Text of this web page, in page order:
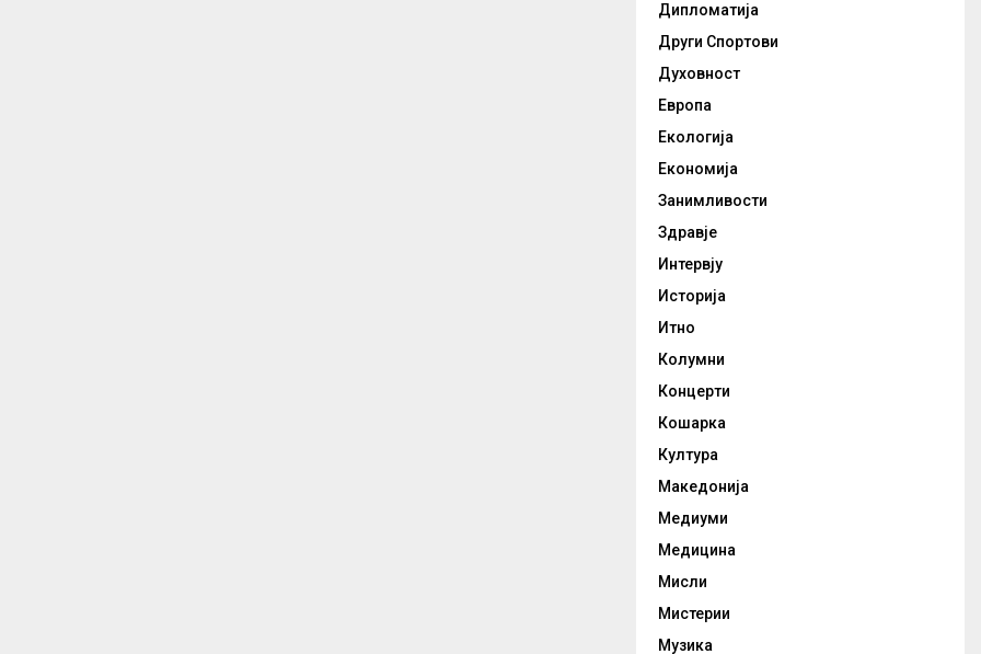
Дипломатија
Други Спортови
Духовност
Европа
Екологија
Економија
Занимливости
Здравје
Интервју
Историја
Итно
Колумни
Концерти
Кошарка
Култура
Македонија
Медиуми
Медицина
Мисли
Мистерии
Музика